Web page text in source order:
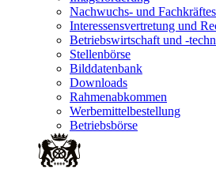
Nachwuchs- und
Interessensvertretung und
Betriebswirtschaft und -
Stellenbörse
Bilddatenbank
Downloads
Rahmenabkommen
Werbemittelbestellung
Betriebsbörse